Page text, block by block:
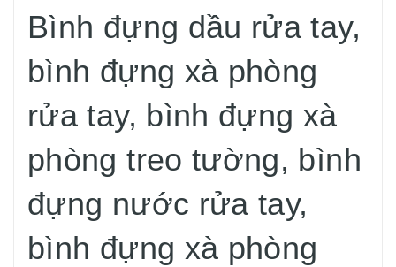
Bình đựng dầu rửa tay,
bình đựng xà phòng
rửa tay, bình đựng xà
phòng treo tường, bình
đựng nước rửa tay,
bình đựng xà phòng